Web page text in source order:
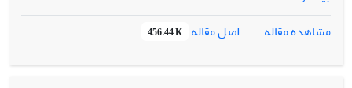
کمک گرفته شده است. روش پژوهش یک مطالعه تاریخی است که
یک مطالعه موردی را پیرامون سازمان­های صنفی در مکان بازار
بررسی «فرم حکمرانی» ساختار سازمان­های صنفی بازار تهران در
مشاهده مقاله
اصل مقاله 456.44 K